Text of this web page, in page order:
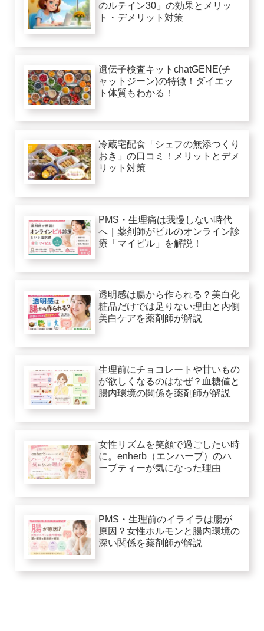
のルテイン30」の効果とメリッ
ト・デメリット対策
遺伝子検査キットchatGENE(チ
ャットジーン)の特徴！ダイエッ
ト体質もわかる！
冷蔵宅配食「シェフの無添つくり
おき」の口コミ！メリットとデメ
リット対策
PMS・生理痛は我慢しない時代
へ｜薬剤師がピルのオンライン診
療「マイピル」を解説！
透明感は腸から作られる？美白化
粧品だけでは足りない理由と内側
美白ケアを薬剤師が解説
生理前にチョコレートや甘いもの
が欲しくなるのはなぜ？血糖値と
腸内環境の関係を薬剤師が解説
女性リズムを笑顔で過ごしたい時
に。enherb（エンハーブ）のハ
ーブティーが気になった理由
PMS・生理前のイライラは腸が
原因？女性ホルモンと腸内環境の
深い関係を薬剤師が解説